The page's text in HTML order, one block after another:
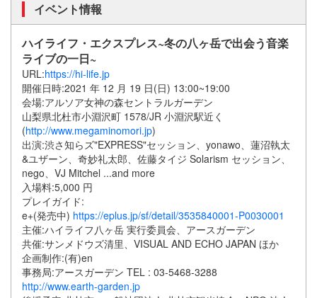
イベント情報
ハイライフ・エクスプレス~冬の八ヶ岳で出会う音楽
ライブの一日~
URL:https://hi-life.jp
開催日時:2021 年 12 月 19 日(日) 13:00~19:00
会場:アルソア女神の森セントラルガーデン
山梨県北杜市小淵沢町 1578/JR 小淵沢駅近く
(http://www.megaminomori.jp)
出演:渋さ知らズ"EXPRESS"セッション、yonawo、蓮沼執太
&ユザーン、奇妙礼太郎、佐藤タイジ Solarism セッション、
nego、VJ Mitchel ...and more
入場料:5,000 円
プレイガイド:
e+(発売中) https://eplus.jp/sf/detail/3535840001-P0030001
主催:ハイライフ八ヶ岳 実行委員会、アースガーデン
共催:サンメドウズ清里、VISUAL AND ECHO JAPAN ほか
企画制作:(有)en
事務局:アースガーデン TEL : 03-5468-3288
http://www.earth-garden.jp